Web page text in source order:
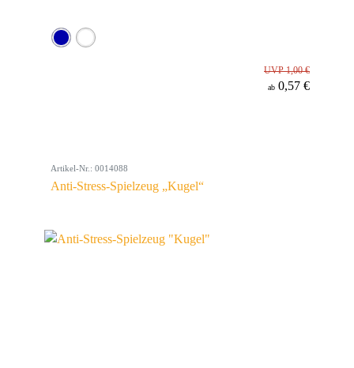
UVP 1,00 €
ab 0,57 €
Artikel-Nr.: 0014088
Anti-Stress-Spielzeug „Kugel“